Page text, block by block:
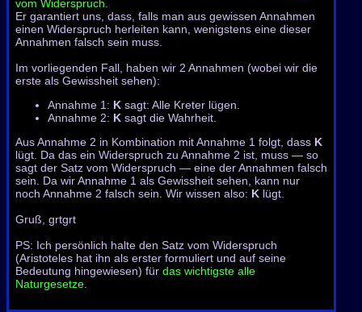
vom Widerspruch.
Er garantiert uns, dass, falls man aus gewissen Annahmen
einen Widerspruch herleiten kann, wenigstens eine dieser
Annahmen falsch sein muss.
Im vorliegenden Fall, haben wir 2 Annahmen (wobei wir die
erste als Gewissheit sehen):
Annahme 1: K sagt: Alle Kreter lügen.
Annahme 2: K sagt die Wahrheit.
Aus Annahme 2 in Kombination mit Annahme 1 folgt, dass K
lügt. Da das ein Widerspruch zu Annahme 2 ist, muss — so
sagt der Satz vom Widerspruch — eine der Annahmen falsch
sein. Da wir Annahme 1 als Gewissheit sehen, kann nur
noch Annahme 2 falsch sein. Wir wissen also: K lügt.
Gruß, grtgrt
PS: Ich persönlich halte den Satz vom Widerspruch
(Aristoteles hat ihn als erster formuliert und auf seine
Bedeutung hingewiesen) für das wichtigste alle
Naturgesetze.